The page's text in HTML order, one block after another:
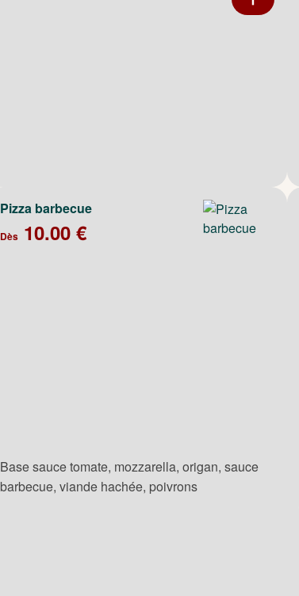
Pizza barbecue
Dès10.00 €
Base sauce tomate, mozzarella, origan, sauce
barbecue, viande hachée, poivrons